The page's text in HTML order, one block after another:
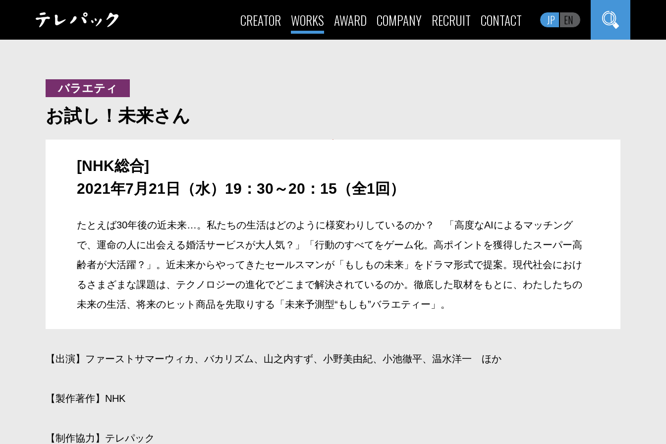
CREATOR WORKS AWARD COMPANY RECRUIT CONTACT JP EN
バラエティ
お試し！未来さん
[NHK総合]
2021年7月21日（水）19：30～20：15（全1回）
たとえば30年後の近未来…。私たちの生活はどのように様変わりしているのか？ 「高度なAIによるマッチング
で、運命の人に出会える婚活サービスが大人気？」「行動のすべてをゲーム化。高ポイントを獲得したスーパー高
齢者が大活躍？」。近未来からやってきたセールスマンが「もしもの未来」をドラマ形式で提案。現代社会におけ
るさまざまな課題は、テクノロジーの進化でどこまで解決されているのか。徹底した取材をもとに、わたしたちの
未来の生活、将来のヒット商品を先取りする「未来予測型“もしも”バラエティー」。
【出演】ファーストサマーウィカ、バカリズム、山之内すず、小野美由紀、小池徹平、温水洋一 ほか
【製作著作】NHK
【制作協力】テレパック